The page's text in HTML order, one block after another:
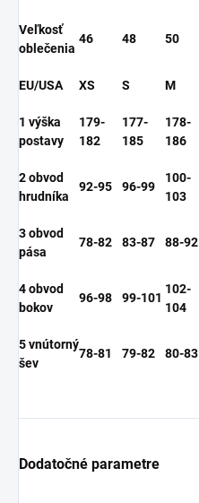
Veľkosť
oblečenia
46 48 50
EU/USA XS S M
1 výška
postavy
179-
182
177-
185
178-
186
2 obvod
hrudníka
92-95 96-99
100-
103
3 obvod
pása
78-82 83-87 88-92
4 obvod
bokov
96-98 99-101
102-
104
5 vnútorný
šev
78-81 79-82 80-83
Dodatočné parametre